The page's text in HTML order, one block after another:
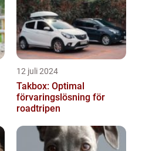
12 juli 2024
Takbox: Optimal
förvaringslösning för
roadtripen